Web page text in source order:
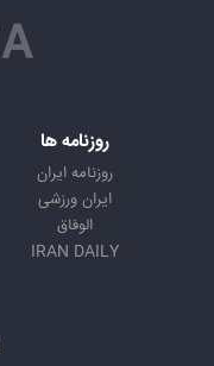
روزنامه ها
روزنامه ایران
ایران ورزشی
الوفاق
IRAN DAILY